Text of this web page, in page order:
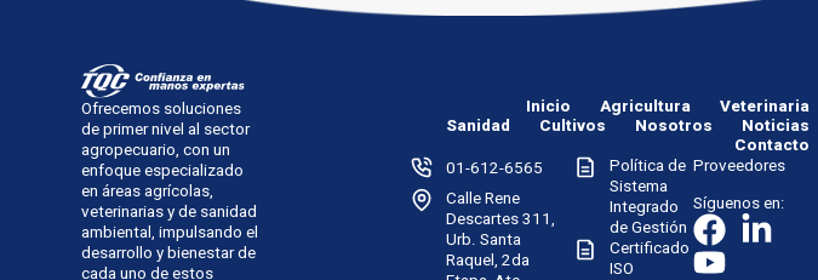
Ofrecemos soluciones
de primer nivel al sector
agropecuario, con un
enfoque especializado
en áreas agrícolas,
veterinarias y de sanidad
ambiental, impulsando el
desarrollo y bienestar de
cada uno de estos
Inicio Agricultura
Veterinaria
Sanidad
Cultivos Nosotros
Noticias
Contacto
01-612-6565
Calle Rene
Descartes 311,
Urb. Santa
Raquel, 2da
Política de
Sistema
Integrado
de Gestión
Certificado
ISO
Proveedores
Síguenos en: